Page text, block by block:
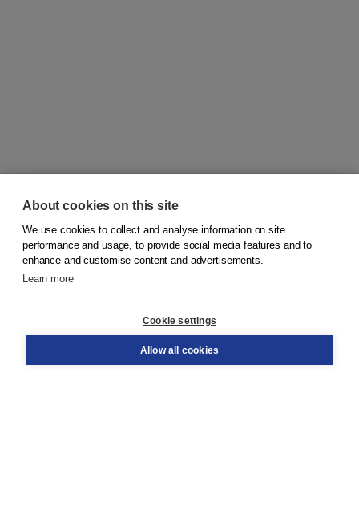
© 2026Koninklijke Boom uitgevers
Order
About cookies on this site
We use cookies to collect and analyse information on site
performance and usage, to provide social media features and to
enhance and customise content and advertisements.
Learn more
Cookie settings
Allow all cookies